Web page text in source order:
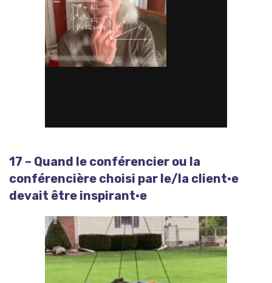
17 – Quand le conférencier ou la
conférencière choisi par le/la client·e
devait être inspirant·e